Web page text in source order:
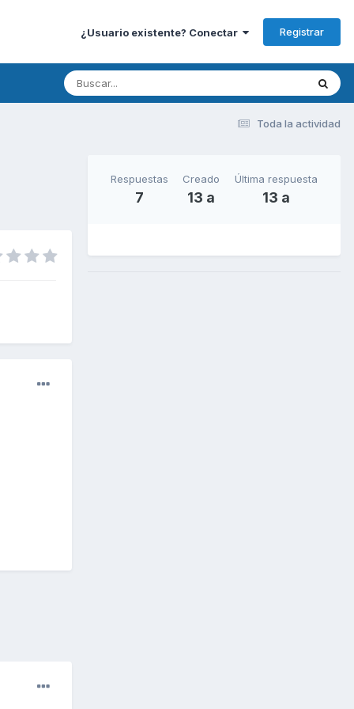
¿Usuario existente? Conectar Registrar
Toda la actividad
Respuestas
7
Creado
13 a
Última respuesta
13 a